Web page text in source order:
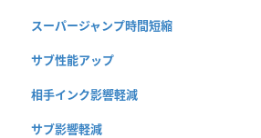
スーパージャンプ時間短縮
サブ性能アップ
相手インク影響軽減
サブ影響軽減